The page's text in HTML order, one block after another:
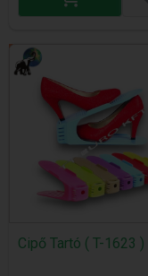
Cipő Tartó ( T-1623 )